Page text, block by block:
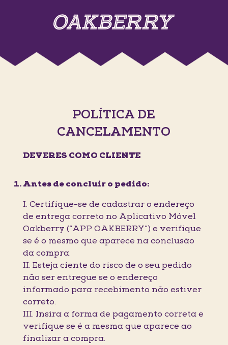
POLÍTICA DE
CANCELAMENTO
DEVERES COMO CLIENTE
Antes de concluir o pedido:
I. Certifique-se de cadastrar o endereço
de entrega correto no Aplicativo Móvel
Oakberry (“APP OAKBERRY”) e verifique
se é o mesmo que aparece na conclusão
da compra.
II. Esteja ciente do risco de o seu pedido
não ser entregue se o endereço
informado para recebimento não estiver
correto.
III. Insira a forma de pagamento correta e
verifique se é a mesma que aparece ao
finalizar a compra.